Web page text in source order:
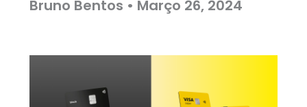
Bruno Bentos Março 26, 2024